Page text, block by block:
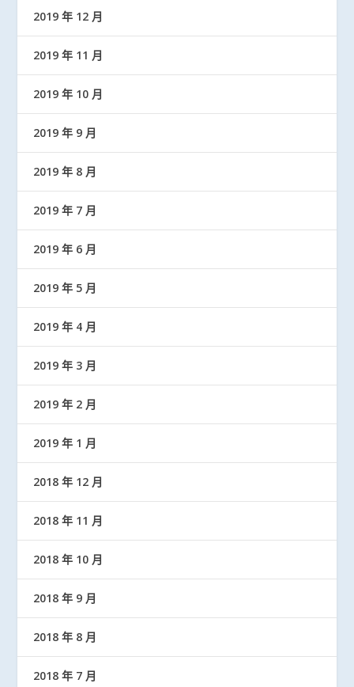
2019 年 12 月
2019 年 11 月
2019 年 10 月
2019 年 9 月
2019 年 8 月
2019 年 7 月
2019 年 6 月
2019 年 5 月
2019 年 4 月
2019 年 3 月
2019 年 2 月
2019 年 1 月
2018 年 12 月
2018 年 11 月
2018 年 10 月
2018 年 9 月
2018 年 8 月
2018 年 7 月